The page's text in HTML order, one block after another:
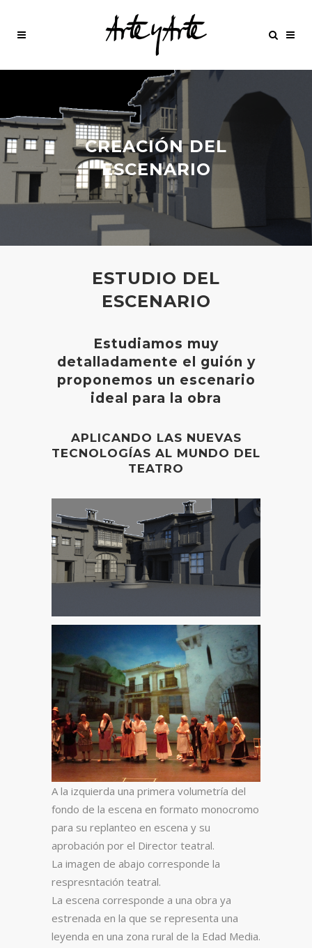
CREACIÓN DEL
ESCENARIO
ESTUDIO DEL
ESCENARIO
Estudiamos muy
detalladamente el guión y
proponemos un escenario
ideal para la obra
APLICANDO LAS NUEVAS
TECNOLOGÍAS AL MUNDO DEL
TEATRO
A la izquierda una primera volumetría del
fondo de la escena en formato monocromo
para su replanteo en escena y su
aprobación por el Director teatral.
La imagen de abajo corresponde la
respresntación teatral.
La escena corresponde a una obra ya
estrenada en la que se representa una
leyenda en una zona rural de la Edad Media.